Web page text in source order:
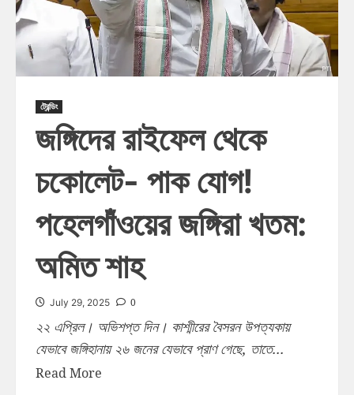
ট্রেন্ডিং
জঙ্গিদের রাইফেল থেকে
চকোলেট- পাক যোগ!
পহেলগাঁওয়ের জঙ্গিরা খতম:
অমিত শাহ
July 29, 2025 0
২২ এপ্রিল। অভিশপ্ত দিন। কাশ্মীরের বৈসরন উপত্যকায়
যেভাবে জঙ্গিহানায় ২৬ জনের যেভাবে প্রাণ গেছে, তাতে...
Read More